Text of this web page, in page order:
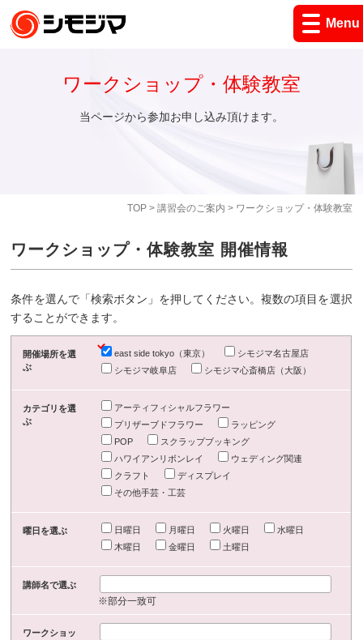
Menu
TOP> 講習会のご案内 > ワークショップ・体験教室
ワークショップ・体験教室
当ページから参加お申し込み頂けます。
ワークショップ・体験教室 開催情報
条件を選んで「検索ボタン」を押してください。複数の項目を選択
することができます。
開催場所を選
ぶ
east side tokyo（東京）
シモジマ名古屋店
シモジマ岐阜店
シモジマ心斎橋店（大阪）
カテゴリを選
ぶ
アーティフィシャルフラワー
プリザーブドフラワー
ラッピング
POP
スクラップブッキング
ハワイアンリボンレイ
ウェディング関連
クラフト
ディスプレイ
その他手芸・工芸
曜日を選ぶ 日曜日 月曜日 火曜日
水曜日
木曜日
金曜日 土曜日
講師名で選ぶ
※部分一致可
ワークショッ